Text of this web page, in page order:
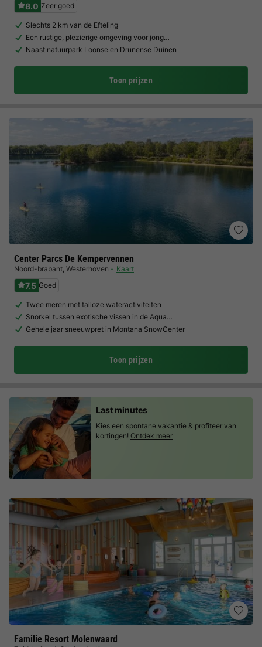
8.0 Zeer goed
Slechts 2 km van de Efteling
Een rustige, plezierige omgeving voor jong…
Naast natuurpark Loonse en Drunense Duinen
Toon prijzen
Center Parcs De Kempervennen
Noord-brabant, Westerhoven Kaart
7.5 Goed
Twee meren met talloze wateractiviteiten
Snorkel tussen exotische vissen in de Aqua…
Gehele jaar sneeuwpret in Montana SnowCenter
Toon prijzen
Familie Resort Molenwaard
Last minutes
Kies een spontane vakantie & profiteer van
kortingen! Ontdek meer